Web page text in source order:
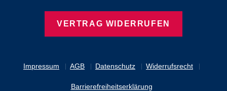
Impressum AGB Datenschutz Widerrufsrecht
Barrierefreiheitserklärung
VERTRAG WIDERRUFEN